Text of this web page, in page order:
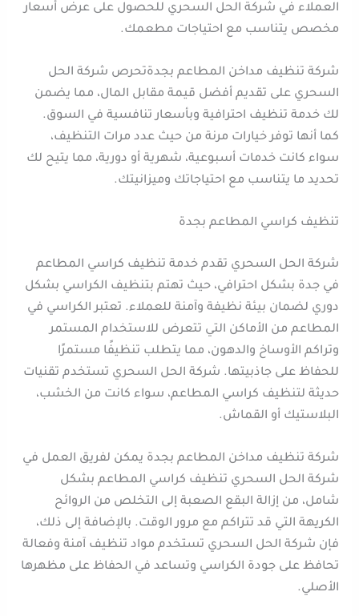
العملاء في شركة الحل السحري للحصول على عرض أسعار
مخصص يتناسب مع احتياجات مطعمك.
شركة تنظيف مداخن المطاعم بجدةتحرص شركة الحل
السحري على تقديم أفضل قيمة مقابل المال، مما يضمن
لك خدمة تنظيف احترافية وبأسعار تنافسية في السوق.
كما أنها توفر خيارات مرنة من حيث عدد مرات التنظيف،
سواء كانت خدمات أسبوعية، شهرية أو دورية، مما يتيح لك
تحديد ما يتناسب مع احتياجاتك وميزانيتك.
تنظيف كراسي المطاعم بجدة
شركة الحل السحري تقدم خدمة تنظيف كراسي المطاعم
في جدة بشكل احترافي، حيث تهتم بتنظيف الكراسي بشكل
دوري لضمان بيئة نظيفة وآمنة للعملاء. تعتبر الكراسي في
المطاعم من الأماكن التي تتعرض للاستخدام المستمر
وتراكم الأوساخ والدهون، مما يتطلب تنظيفًا مستمرًا
للحفاظ على جاذبيتها. شركة الحل السحري تستخدم تقنيات
حديثة لتنظيف كراسي المطاعم، سواء كانت من الخشب،
البلاستيك أو القماش.
شركة تنظيف مداخن المطاعم بجدة يمكن لفريق العمل في
شركة الحل السحري تنظيف كراسي المطاعم بشكل
شامل، من إزالة البقع الصعبة إلى التخلص من الروائح
الكريهة التي قد تتراكم مع مرور الوقت. بالإضافة إلى ذلك،
فإن شركة الحل السحري تستخدم مواد تنظيف آمنة وفعالة
تحافظ على جودة الكراسي وتساعد في الحفاظ على مظهرها
الأصلي.